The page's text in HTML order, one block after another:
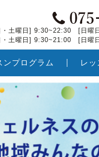
・土曜日] 9:30~22:30 [日曜
・土曜日] 9:30~21:00 [日曜
ンプログラム レッ